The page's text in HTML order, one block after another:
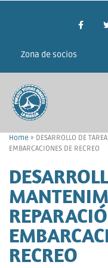
Zona de socios
Home » DESARROLLO DE
EMBARCACIONES DE RECREO
RECREO